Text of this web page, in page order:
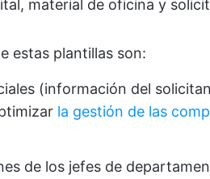
material de oficina y
estas plantillas son:
(información del
la gestión de las
de los jefes de